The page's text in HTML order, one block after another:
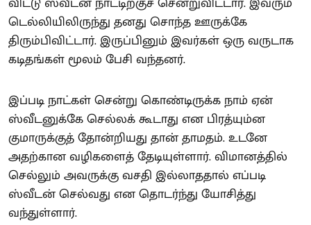
டெல்லியிலிருந்து தனது சொந்த ஊருக்கே
திரும்பிவிட்டார். இருப்பினும் இவர்கள் ஒரு வருடாக
கடிதங்கள் மூலம் பேசி வந்தனர்.
இப்படி நாட்கள் சென்று கொண்டிருக்க நாம் ஏன்
ஸ்வீடனுக்கே செல்லக் கூடாது என பிரத்யும்ன
குமாருக்குத் தோன்றியது தான் தாமதம். உடனே
அதற்கான வழிகளைத் தேடியுள்ளார். விமானத்தில்
செல்லும் அவருக்கு வசதி இல்லாததால் எப்படி
ஸ்வீடன் செல்வது என தொடர்ந்து யோசித்து
வந்துள்ளார்.